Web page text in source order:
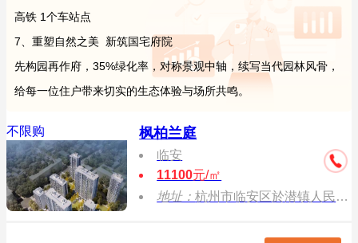
高铁 1个车站点
7、重塑自然之美 新筑国宅府院
先构园再作府，35%绿化率，对称景观中轴，续写当代园林风骨，
给每一位住户带来切实的生态体验与场所共鸣。
不限购 枫柏兰庭
临安
11100元/㎡
地址：杭州市临安区於潜镇人民街48-2号